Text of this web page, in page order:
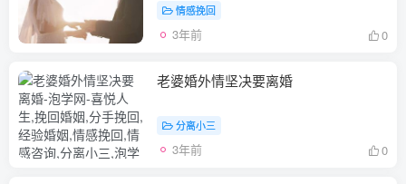
情感挽回
3年前 0
老婆婚外情坚决要离婚
分离小三
3年前 0